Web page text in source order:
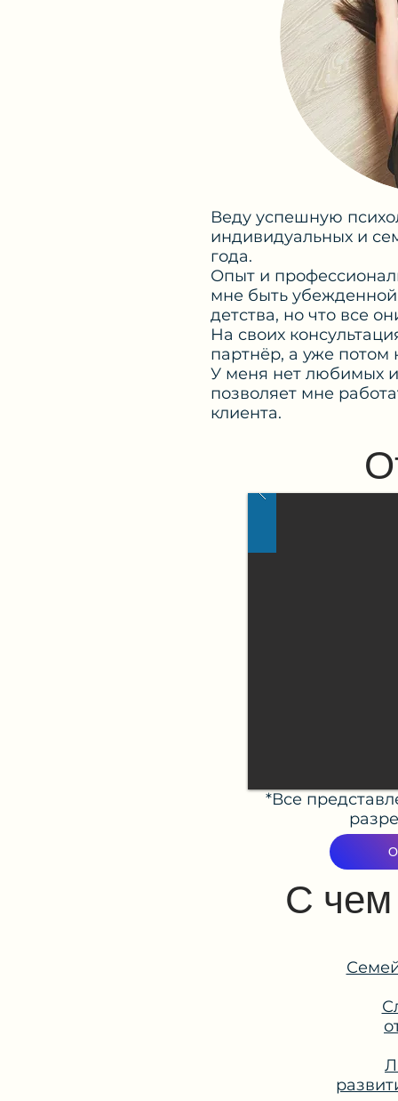
Веду успешную
индивидуальных и
года.
Опыт и
мне быть
детства, но что все
На своих
партнёр, а уже потом
У меня нет любимых
позволяет мне
клиента.
*Все
С чем